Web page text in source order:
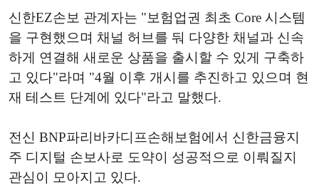
신한EZ손보 관계자는 "보험업권 최초 Core 시스템
을 구현했으며 채널 허브를 둬 다양한 채널과 신속
하게 연결해 새로운 상품을 출시할 수 있게 구축하
고 있다"라며 "4월 이후 개시를 추진하고 있으며 현
재 테스트 단계에 있다"라고 말했다.
전신 BNP파리바카디프손해보험에서 신한금융지
주 디지털 손보사로 도약이 성공적으로 이뤄질지
관심이 모아지고 있다.